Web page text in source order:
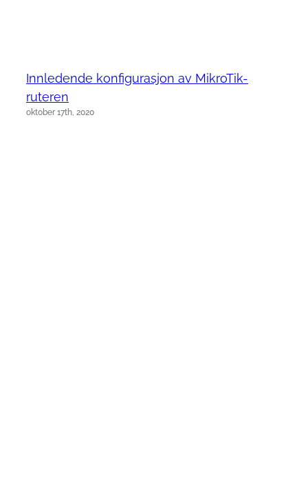
Innledende konfigurasjon av MikroTik-
ruteren
oktober 17th, 2020